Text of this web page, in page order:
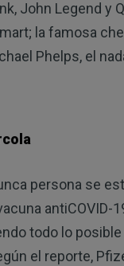
John Legend y
la famosa
Phelps, el
persona se
antiCOVID-
todo lo
el reporte,